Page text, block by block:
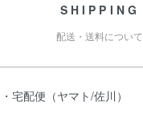
SHIPPING
配送・送料について
宅配便（ヤマト/佐川）